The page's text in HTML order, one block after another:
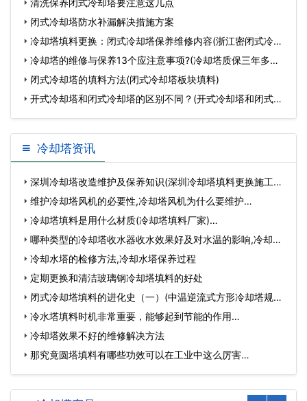
清洗保养闭式冷却塔要注意这几点
闭式冷却塔防水补漏解决措施方案
冷却塔填料更换：闭式冷却塔保养维修内容(浙江密闭式冷却
塔更
冷却塔的维修与保养13个应注意事项?(冷却塔质保三年多少
钱)闭式冷却塔的填料方法(闭式冷却塔板块填料)
开式冷却塔和闭式冷却塔的区别不同？(开式冷却塔和闭式冷
却塔
冷却塔资讯
深圳冷却塔改造维护及保养知识(深圳冷却塔填料更换施工队)
… 维护冷却塔风机的必要性,冷却塔风机为什么要维护…
冷却塔填料是用什么材质(冷却塔填料厂家)…
哪种类型的冷却塔收水器收水效果好及对水温的影响,冷却塔
填…冷却水塔的检修方法,冷却水塔保养过程
定期更换和清洁玻璃钢冷却塔填料的好处
闭式冷却塔填料的进化史（一）(中温逆流式方形冷却塔规格)
… 冷水塔填料时机非常重要，能够起到节能的作用…
冷却塔效果不好的维修解决方法
那究竟圆塔填料有哪些功效可以在工业中这么厉害…